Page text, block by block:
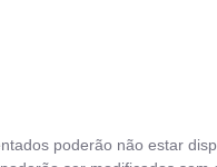
Travas elétricas
poderão não estar